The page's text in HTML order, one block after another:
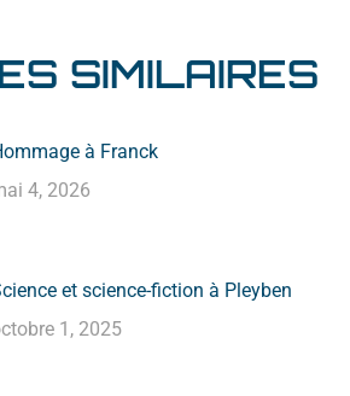
SIMILAIRES
à Franck
4, 2026
et science-fiction à Pleyben
1, 2025